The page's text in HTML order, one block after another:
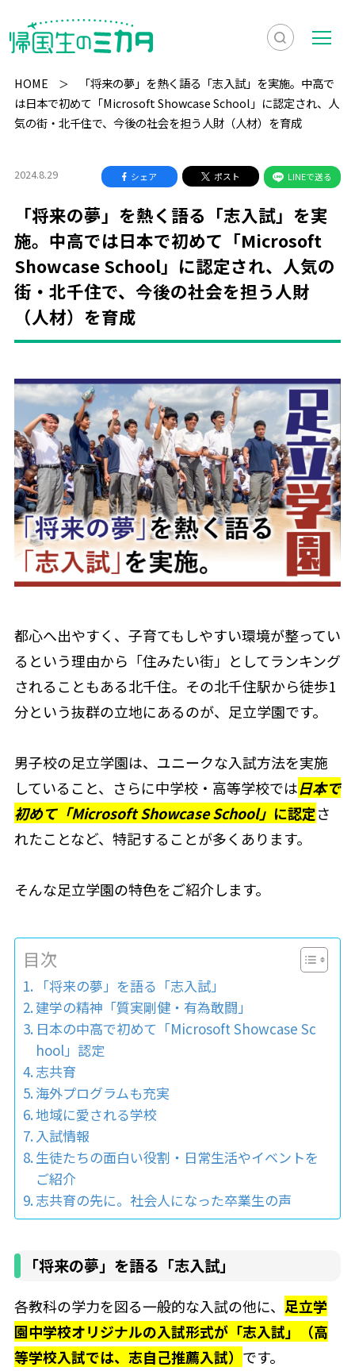
検
検
索
を
表
メ
ニ
ュ
HOME
「将来の夢」を熱く語る「志入試」を実施。中高で
は日本で初めて「Microsoft Showcase School」に認定され、人
気の街・北千住で、今後の社会を担う人財（人材）を育成
2024.8.29 シェア ポスト LINEで送る
「将来の夢」を熱く語る「志入試」を実
施。中高では日本で初めて「Microsoft
Showcase School」に認定され、人気の
街・北千住で、今後の社会を担う人財
（人材）を育成
都心へ出やすく、子育てもしやすい環境が整ってい
るという理由から「住みたい街」としてランキング
されることもある北千住。その北千住駅から徒歩1
分という抜群の立地にあるのが、足立学園です。
男子校の足立学園は、ユニークな入試方法を実施
していること、さらに中学校・高等学校では日本で
初めて「Microsoft Showcase School」 に認定さ
れたことなど、特記することが多くあります。
そんな足立学園の特色をご紹介します。
目次
「将来の夢」を語る「志入試」
建学の精神「質実剛健・有為敢闘」
日本の中高で初めて「Microsoft Showcase Sc
hool」認定
志共育
海外プログラムも充実
地域に愛される学校
入試情報
生徒たちの面白い役割・日常生活やイベントを
ご紹介
志共育の先に。社会人になった卒業生の声
「将来の夢」を語る「志入試」
各教科の学力を図る一般的な入試の他に、 足立学
園中学校オリジナルの入試形式が「志入試」（高
等学校入試では、志自己推薦入試） です。